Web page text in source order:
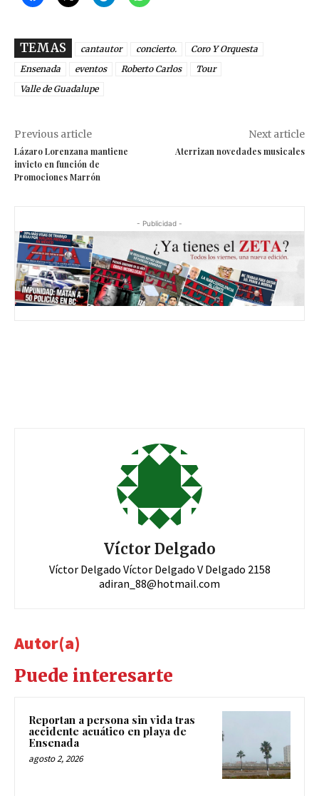
TEMAS cantautor concierto.
Coro Y Orquesta
Ensenada
eventos Roberto Carlos
Tour
Valle de Guadalupe
Previous article
Lázaro Lorenzana mantiene
invicto en función de
Promociones Marrón
Next article
Aterrizan novedades musicales
- Publicidad -
Víctor Delgado
Víctor Delgado Víctor Delgado V Delgado 2158
adiran_88@hotmail.com
Autor(a)
Puede interesarte
Reportan a persona sin vida tras
accidente acuático en playa de
Ensenada
agosto 2, 2026